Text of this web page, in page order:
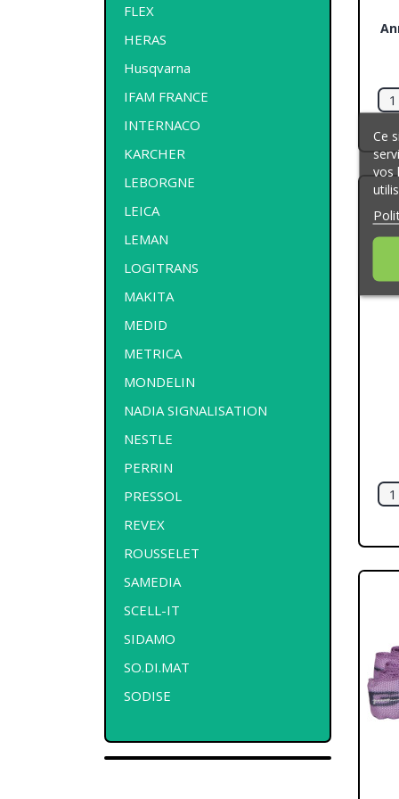
FLEX
HERAS
Husqvarna
IFAM FRANCE
INTERNACO
KARCHER
LEBORGNE
LEICA
LEMAN
LOGITRANS
MAKITA
MEDID
METRICA
MONDELIN
NADIA SIGNALISATION
NESTLE
PERRIN
PRESSOL
REVEX
ROUSSELET
SAMEDIA
SCELL-IT
SIDAMO
SO.DI.MAT
SODISE
Ce
vos